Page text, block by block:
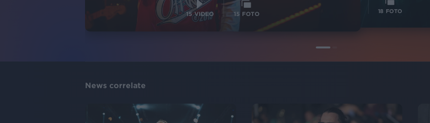
15 VIDEO 15 FOTO 18 FOTO
News correlate